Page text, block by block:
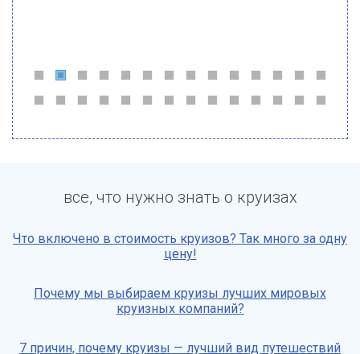
все, что нужно знать о круизах
Что включено в стоимость круизов? Так много за одну
цену!
Почему мы выбираем круизы лучших мировых
круизных компаний?
7 причин, почему круизы — лучший вид путешествий